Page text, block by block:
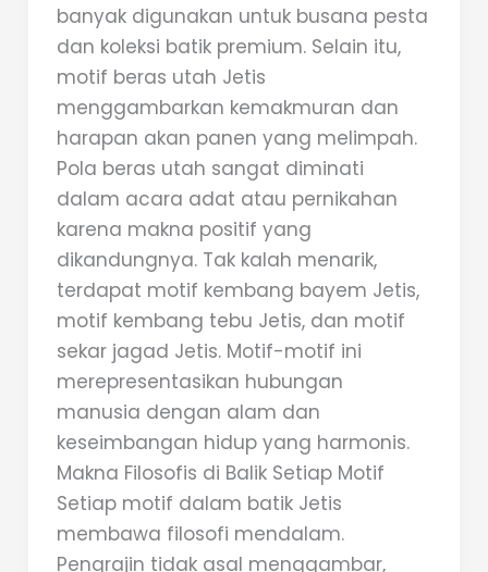
banyak digunakan untuk busana pesta
dan koleksi batik premium. Selain itu,
motif beras utah Jetis
menggambarkan kemakmuran dan
harapan akan panen yang melimpah.
Pola beras utah sangat diminati
dalam acara adat atau pernikahan
karena makna positif yang
dikandungnya. Tak kalah menarik,
terdapat motif kembang bayem Jetis,
motif kembang tebu Jetis, dan motif
sekar jagad Jetis. Motif-motif ini
merepresentasikan hubungan
manusia dengan alam dan
keseimbangan hidup yang harmonis.
Makna Filosofis di Balik Setiap Motif
Setiap motif dalam batik Jetis
membawa filosofi mendalam.
Pengrajin tidak asal menggambar,